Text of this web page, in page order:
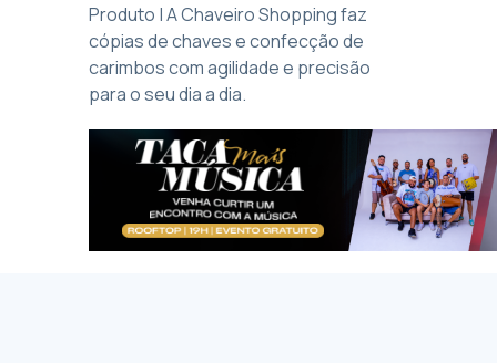
Produto | A Chaveiro Shopping faz
cópias de chaves e confecção de
carimbos com agilidade e precisão
para o seu dia a dia.